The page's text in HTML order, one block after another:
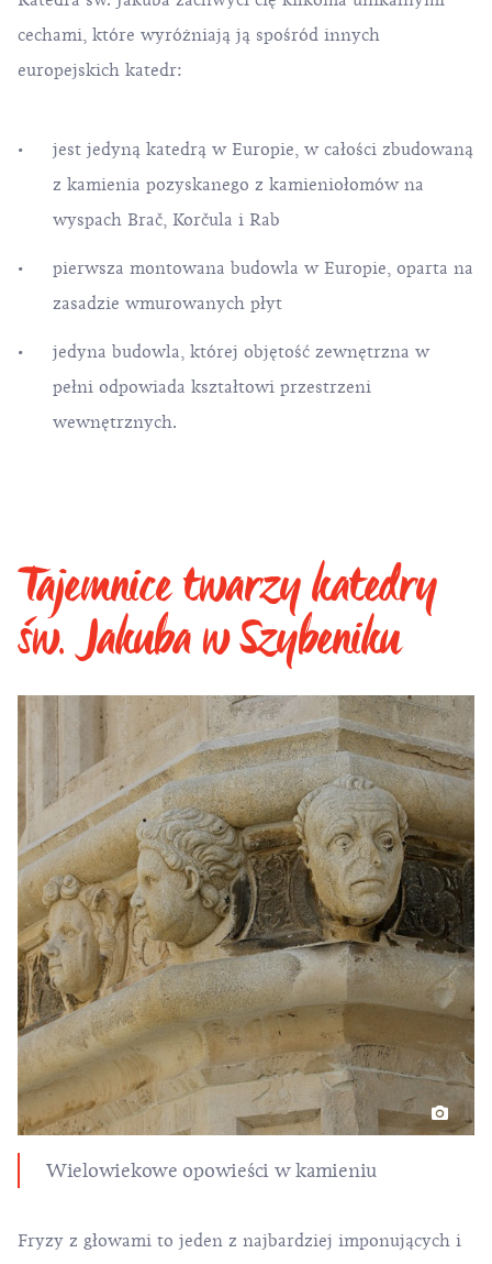
cechami, które wyróżniają ją spośród innych
europejskich katedr:
jest jedyną katedrą w Europie, w całości zbudowaną
z kamienia pozyskanego z kamieniołomów na
wyspach Brač, Korčula i Rab
pierwsza montowana budowla w Europie, oparta na
zasadzie wmurowanych płyt
jedyna budowla, której objętość zewnętrzna w
pełni odpowiada kształtowi przestrzeni
wewnętrznych.
Tajemnice twarzy katedry
św. Jakuba w Szybeniku
Wielowiekowe opowieści w kamieniu
Fryzy z głowami to jeden z najbardziej imponujących i